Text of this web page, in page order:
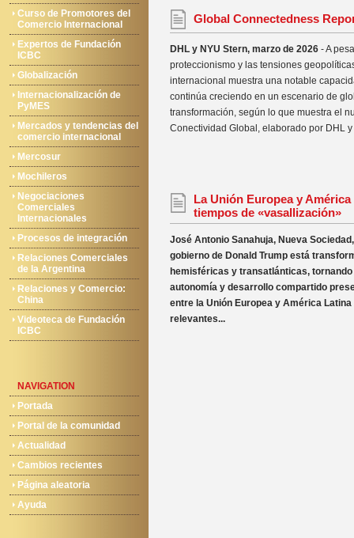
Curso de Promotores del
Comercio Internacional
Expertos de Fundación
ICBC
Globalización
Internacionalización de
PyMES
Mercados y tendencias del
comercio internacional
Mercosur
Mochileros
Negociaciones
Comerciales
Internacionales
Procesos de integración
Relaciones Comerciales
de la Argentina
Relaciones y Comercio:
China
Videoteca de Fundación
ICBC
NAVIGATION
Portada
Portal de la comunidad
Actualidad
Cambios recientes
Página aleatoria
Ayuda
Global Connectedness
DHL y NYU Stern, marzo de 2026 - A
proteccionismo y las tensiones
internacional muestra una notable
continúa creciendo en un escenario de
transformación, según lo que muestra el
Conectividad Global, elaborado por DHL y
La Unión Europea y
tiempos de «vasallización»
José Antonio Sanahuja, Nueva
gobierno de Donald Trump está
hemisféricas y transatlánticas,
autonomía y desarrollo compartido
entre la Unión Europea y América
relevantes...